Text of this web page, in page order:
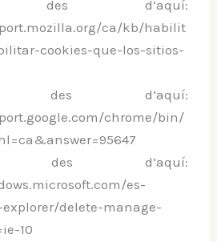
des d’aquí:
ca/kb/habilit
cookies-que-los-sitios-
des d’aquí:
chrome/bin/
des d’aquí:
es-
delete-manage-
10